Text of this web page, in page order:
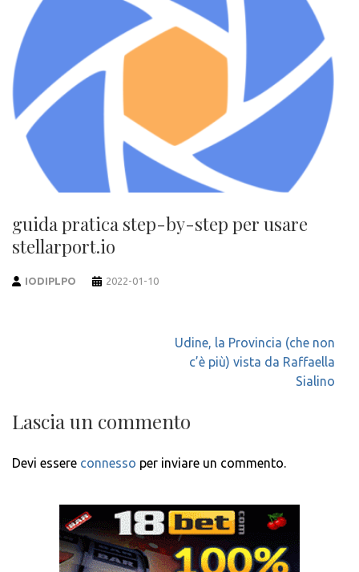
guida pratica step-by-step per usare
stellarport.io
IODIPLPO 2022-01-10
Udine, la Provincia (che non
c’è più) vista da Raffaella
Sialino
Lascia un commento
Devi essere connesso per inviare un commento.